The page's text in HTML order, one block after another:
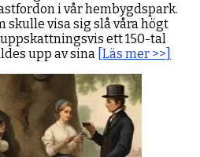
i vår hembygdspark.
skulle visa sig slå våra högt
ett 150-tal
upp av sina [Läs mer >>]